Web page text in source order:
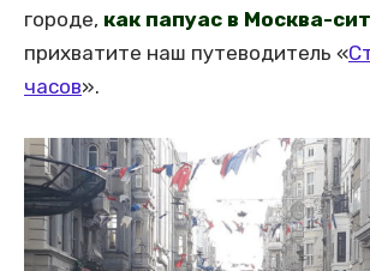
городе, как папуас в Москва-
прихватите наш путеводитель «
часов».